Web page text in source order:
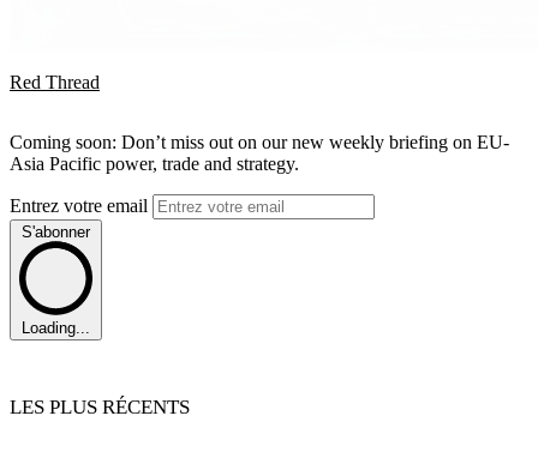
Red Thread
Coming soon: Don’t miss out on our new weekly briefing on EU-
Asia Pacific power, trade and strategy.
Entrez votre email
S'abonner
Loading...
LES PLUS RÉCENTS